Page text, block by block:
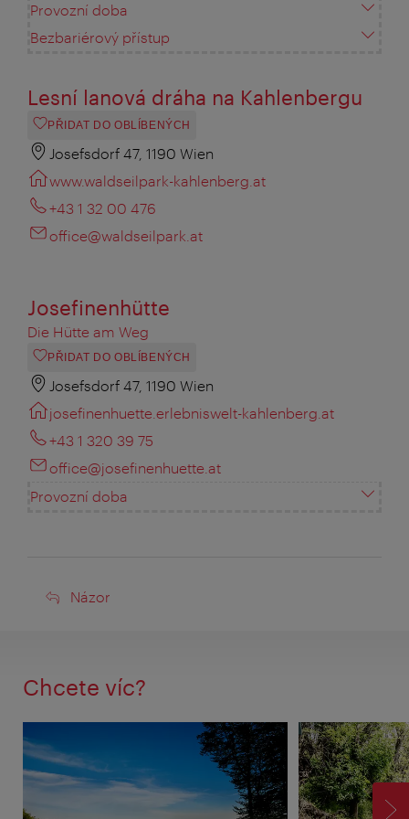
Provozní doba
Bezbariérový přístup
Lesní lanová dráha na Kahlenbergu
PŘIDAT DO OBLÍBENÝCH
Josefsdorf 47, 1190 Wien
www.waldseilpark-kahlenberg.at
+43 1 32 00 476
office@waldseilpark.at
Josefinenhütte
Die Hütte am Weg
PŘIDAT DO OBLÍBENÝCH
Josefsdorf 47, 1190 Wien
josefinenhuette.erlebniswelt-kahlenberg.at
+43 1 320 39 75
office@josefinenhuette.at
Provozní doba
Názor
Názor
Chcete víc?